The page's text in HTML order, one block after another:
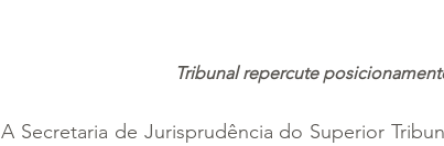
Tribunal repercute
A Secretaria de Jurisprudência do Superior